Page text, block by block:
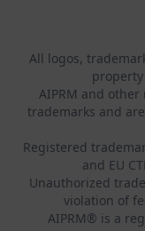
All logos,
AIPRM and
trademarks and
Registered
and EU
Unauthorized
violation of
AIPRM® is a